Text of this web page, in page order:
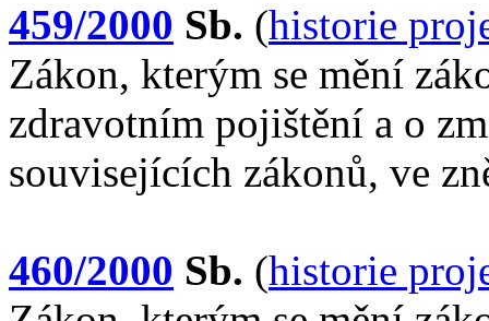
459/2000 Sb. (historie
Zákon, kterým se mění
zdravotním pojištění a o
souvisejících zákonů, ve
460/2000 Sb. (historie